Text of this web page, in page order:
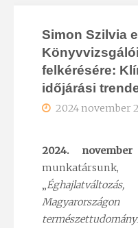
Simon Szilvia
felkérésére:
időjárási
2024 november
2024.
„